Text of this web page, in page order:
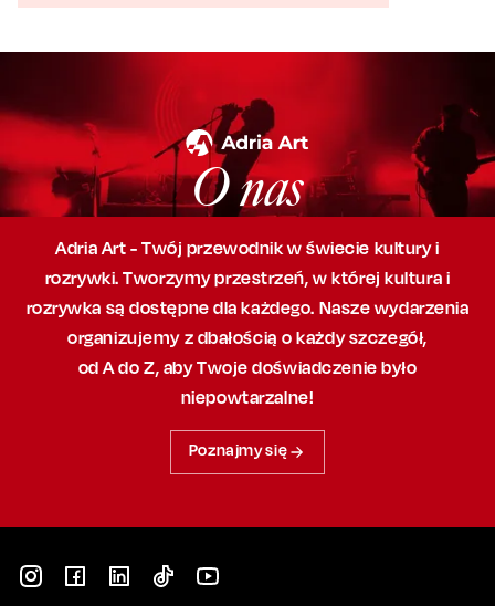
O nas
Adria Art - Twój przewodnik w świecie kultury i
rozrywki. Tworzymy przestrzeń,w której kultura i
rozrywka są dostępne dla każdego. Nasze wydarzenia
organizujemy z dbałością o każdy szczegół,
od A do Z, abyTwoje doświadczenie było
niepowtarzalne!
Poznajmy się